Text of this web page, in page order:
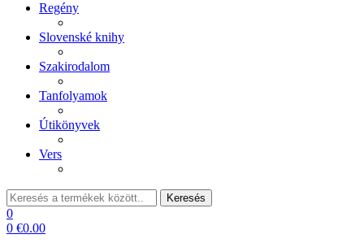
Regény
Slovenské knihy
Szakirodalom
Tanfolyamok
Útikönyvek
Vers
Keresés: Keresés
0
0 €0.00